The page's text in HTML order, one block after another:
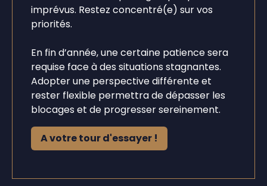
imprévus. Restez concentré(e) sur vos
priorités.
En fin d’année, une certaine patience sera
requise face à des situations stagnantes.
Adopter une perspective différente et
rester flexible permettra de dépasser les
blocages et de progresser sereinement.
A votre tour d'essayer !